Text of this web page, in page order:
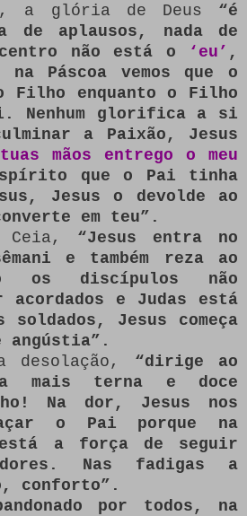
a glória de Deus “é
de aplausos, nada de
não está o
‘eu’ ,
na Páscoa vemos que o
enquanto o Filho
Nenhum glorifica a si
a Paixão, Jesus
mãos entrego o meu
que o Pai tinha
Jesus o devolde ao
em teu”.
Ceia, “Jesus entra no
e também reza ao
os discípulos não
acordados e Judas está
soldados, Jesus começa
angústia”.
desolação, “dirige ao
mais terna e doce
Na dor, Jesus nos
o Pai porque na
a força de seguir
Nas fadigas a
conforto”.
por todos, na